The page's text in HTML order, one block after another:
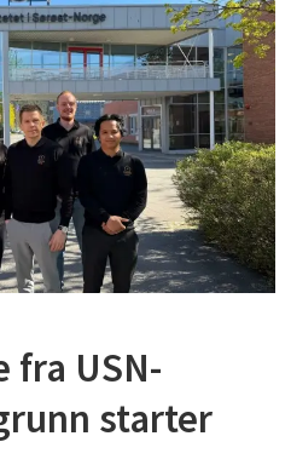
fra USN-
starter